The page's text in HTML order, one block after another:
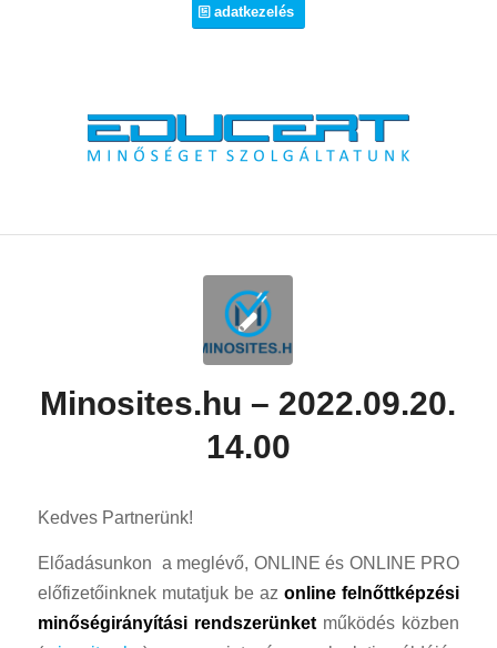
adatkezelés
Minosites.hu – 2022.09.20.
14.00
Kedves Partnerünk!
Előadásunkon a meglévő, ONLINE és ONLINE PRO
előfizetőinknek mutatjuk be azonline felnőttképzési
minőségirányítási rendszerünketműködés közben